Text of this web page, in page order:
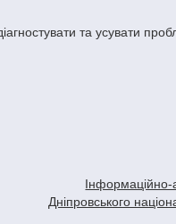
та усувати
Інформаційно-
Дніпровського